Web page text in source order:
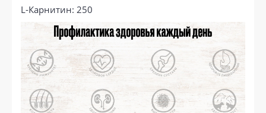
L-Карнитин: 250